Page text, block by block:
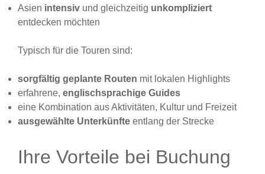
Asien intensiv und gleichzeitig unkompliziert
entdecken möchten
Typisch für die Touren sind:
sorgfältig geplante Routen mit lokalen Highlights
erfahrene, englischsprachige Guides
eine Kombination aus Aktivitäten, Kultur und Freizeit
ausgewählte Unterkünfte entlang der Strecke
Ihre Vorteile bei Buchung